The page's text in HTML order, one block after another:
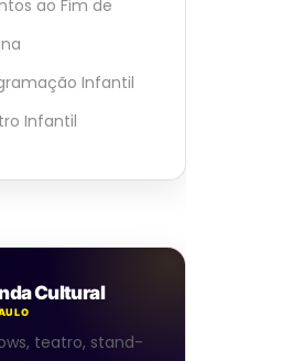
ao Fim de
Infantil
Infantil
Cultural
teatro, stand-